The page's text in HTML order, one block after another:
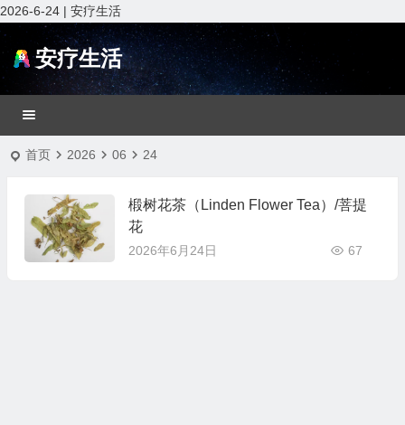
2026-6-24 | 安疗生活
安疗生活
首页 2026 06 24
椴树花茶（Linden Flower Tea）/菩提
花
2026年6月24日 67